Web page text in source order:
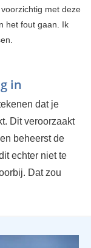
met deze
het fout gaan. Ik
in
dat je
Dit veroorzaakt
beheerst de
echter niet te
Dat zou